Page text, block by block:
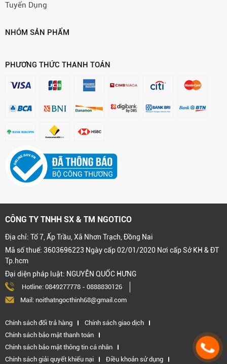
Tuyển Dụng
NHÓM SẢN PHẨM
PHƯƠNG THỨC THANH TOÁN
CÔNG TY TNHH SX & TM NGOTICO
Địa chỉ: Tổ 7, Ấp Trầu, Xã Nhơn Trạch, Đồng Nai
Mã số thuế: 3603696223 Ngày cấp 02/01/2020 Nơi cấp Sở KH & ĐT
Tp.hcm
Đại diện pháp luật: NGUYỄN QUỐC HƯNG
Hotline: 0849277778 - 0888830126
Mail: noithatngocthinh68@gmail.com
Chính sách đổi trả hàng
Chính sách giao dịch
Chính sách bảo mật thanh toán
Chính sách bảo mật thông tin cá nhân
Chính sách giải quyết khiếu nại
Điều khoản sử dụng